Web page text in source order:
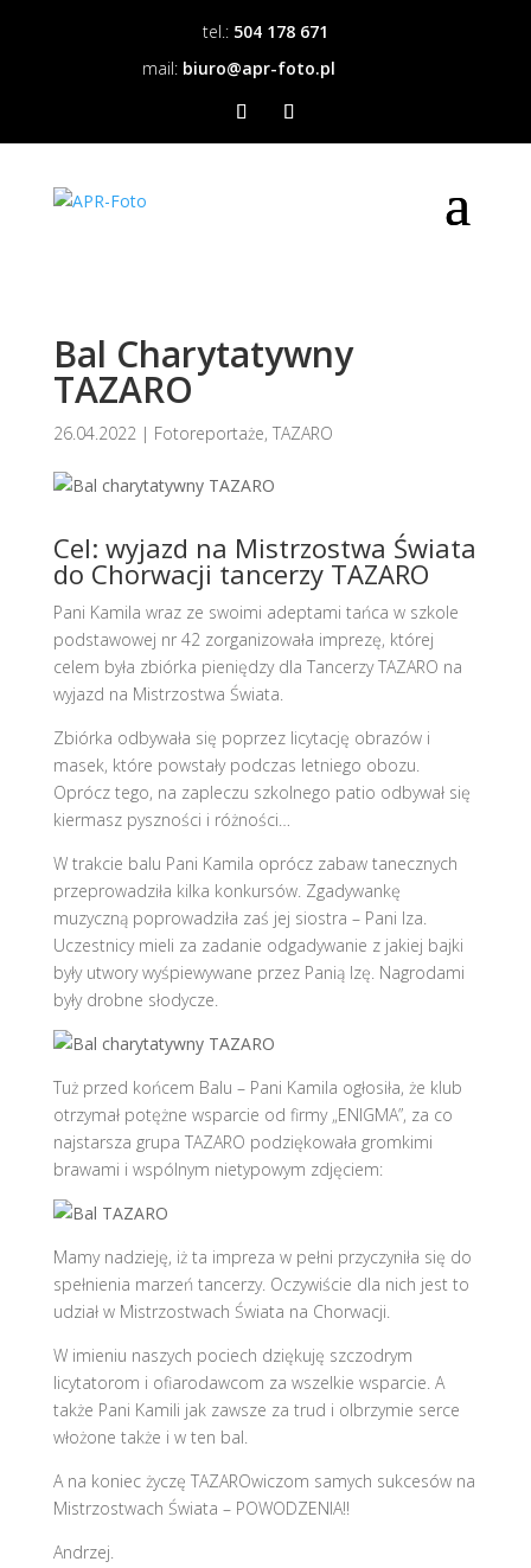
tel.: 504 178 671
mail: biuro@apr-foto.pl
Bal Charytatywny
TAZARO
26.04.2022| Fotoreportaże, TAZARO
Cel: wyjazd na Mistrzostwa Świata
do Chorwacji tancerzy TAZARO
Pani Kamila wraz ze swoimi adeptami tańca w szkole
podstawowej nr 42 zorganizowała imprezę, której
celem była zbiórka pieniędzy dla Tancerzy TAZARO na
wyjazd na Mistrzostwa Świata.
Zbiórka odbywała się poprzez licytację obrazów i
masek, które powstały podczas letniego obozu.
Oprócz tego, na zapleczu szkolnego patio odbywał się
kiermasz pyszności i różności…
W trakcie balu Pani Kamila oprócz zabaw tanecznych
przeprowadziła kilka konkursów. Zgadywankę
muzyczną poprowadziła zaś jej siostra – Pani Iza.
Uczestnicy mieli za zadanie odgadywanie z jakiej bajki
były utwory wyśpiewywane przez Panią Izę. Nagrodami
były drobne słodycze.
Tuż przed końcem Balu – Pani Kamila ogłosiła, że klub
otrzymał potężne wsparcie od firmy „ENIGMA”, za co
najstarsza grupa TAZARO podziękowała gromkimi
brawami i wspólnym nietypowym zdjęciem:
Mamy nadzieję, iż ta impreza w pełni przyczyniła się do
spełnienia marzeń tancerzy. Oczywiście dla nich jest to
udział w Mistrzostwach Świata na Chorwacji.
W imieniu naszych pociech dziękuję szczodrym
licytatorom i ofiarodawcom za wszelkie wsparcie. A
także Pani Kamili jak zawsze za trud i olbrzymie serce
włożone także i w ten bal.
A na koniec życzę TAZAROwiczom samych sukcesów na
Mistrzostwach Świata – POWODZENIA!!
Andrzej.